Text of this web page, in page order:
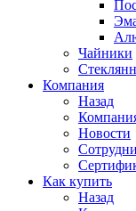
Чайники
Компания
Назад
Новости
Как купить
Назад